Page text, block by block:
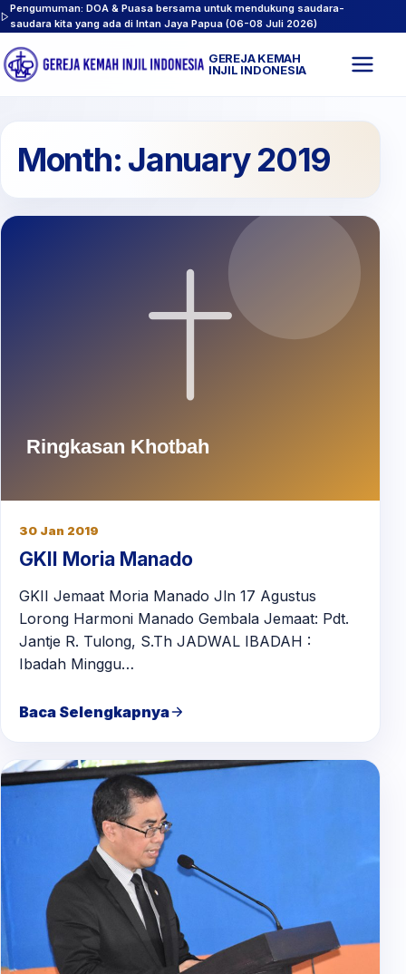
Pengumuman: DOA & Puasa bersama untuk mendukung saudara-
saudara kita yang ada di Intan Jaya Papua (06-08 Juli 2026)
GEREJA KEMAH
INJIL INDONESIA
Month: January 2019
30 Jan 2019
GKII Moria Manado
GKII Jemaat Moria Manado Jln 17 Agustus
Lorong Harmoni Manado Gembala Jemaat: Pdt.
Jantje R. Tulong, S.Th JADWAL IBADAH :
Ibadah Minggu…
Baca Selengkapnya